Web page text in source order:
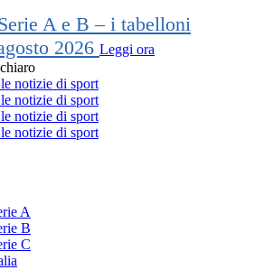
A e B – i tabelloni
2026 Leggi ora
A
B
C